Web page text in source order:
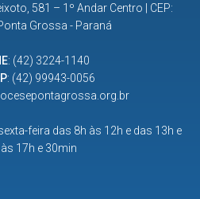
581 – 1º Andar Centro | CEP:
Grossa - Paraná
: (42) 3224-1140
: (42) 99943-0056
feira das 8h às 12h e das 13h e
17h e 30min